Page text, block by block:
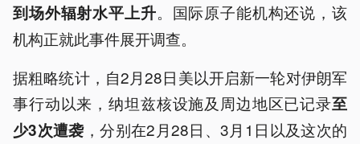
到场外辐射水平上升。国际原子能机构还说，该
机构正就此事件展开调查。
据粗略统计，自2月28日美以开启新一轮对伊朗军
事行动以来，纳坦兹核设施及周边地区已记录至
少3次遭袭，分别在2月28日、3月1日以及这次的